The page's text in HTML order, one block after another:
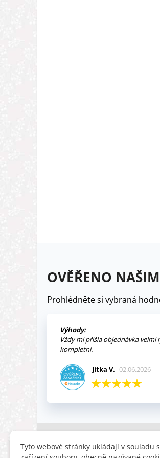
OVĚŘENO
Prohlédněte si vybraná
Výhody:
Vždy mi přišla objednávka velmi
kompletní.
Jitka V. 02.06.2026
INFORMACE
Tyto webové stránky ukládají v souladu